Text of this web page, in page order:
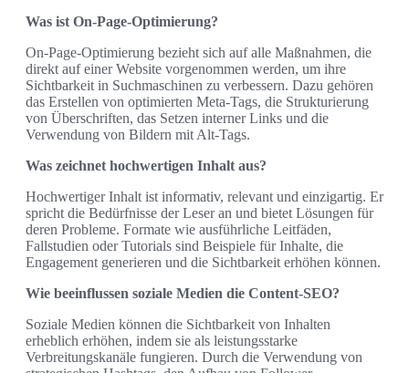
Was ist On-Page-Optimierung?
On-Page-Optimierung bezieht sich auf alle Maßnahmen, die
direkt auf einer Website vorgenommen werden, um ihre
Sichtbarkeit in Suchmaschinen zu verbessern. Dazu gehören
das Erstellen von optimierten Meta-Tags, die Strukturierung
von Überschriften, das Setzen interner Links und die
Verwendung von Bildern mit Alt-Tags.
Was zeichnet hochwertigen Inhalt aus?
Hochwertiger Inhalt ist informativ, relevant und einzigartig. Er
spricht die Bedürfnisse der Leser an und bietet Lösungen für
deren Probleme. Formate wie ausführliche Leitfäden,
Fallstudien oder Tutorials sind Beispiele für Inhalte, die
Engagement generieren und die Sichtbarkeit erhöhen können.
Wie beeinflussen soziale Medien die Content-SEO?
Soziale Medien können die Sichtbarkeit von Inhalten
erheblich erhöhen, indem sie als leistungsstarke
Verbreitungskanäle fungieren. Durch die Verwendung von